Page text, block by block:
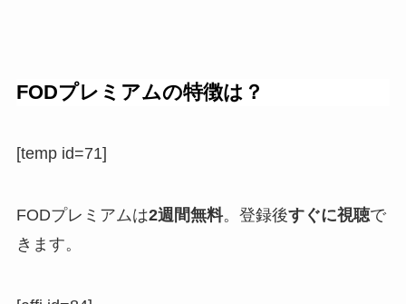
FODプレミアムの特徴は？
[temp id=71]
FODプレミアムは2週間無料。登録後すぐに視聴で
きます。